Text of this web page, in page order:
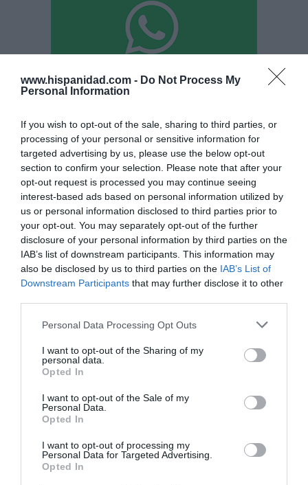
www.hispanidad.com - Do Not Process My
Personal Information
If you wish to opt-out of the sale, sharing to third parties, or
processing of your personal or sensitive information for
targeted advertising by us, please use the below opt-out
section to confirm your selection. Please note that after your
opt-out request is processed you may continue seeing
interest-based ads based on personal information utilized by
us or personal information disclosed to third parties prior to
your opt-out. You may separately opt-out of the further
disclosure of your personal information by third parties on the
IAB’s list of downstream participants. This information may
also be disclosed by us to third parties on the IAB’s List of
Downstream Participants that may further disclose it to other
Personal Data Processing Opt Outs
I want to opt-out of the Sharing of my
personal data.
Opted In
I want to opt-out of the Sale of my
Personal Data.
Opted In
I want to opt-out of processing my
Personal Data for Targeted Advertising.
Opted In
Chat Control para ti, para mí, para todos,
¡por tu seguridad!
Humberto Pérez-Tomé 08/08/26 06:00
Memes. Mohamed en la boya
Redacción 08/08/26 06:00
“Ya que gobernamos mal, gobernemos
barato”
Eulogio López
SOCIEDAD
La batalla no es solo “híbrida” ni
Virgen
Gabriel Galdón
Eslovaquia no admite el gaymonio...
bendecido en otros miembros de la Unión